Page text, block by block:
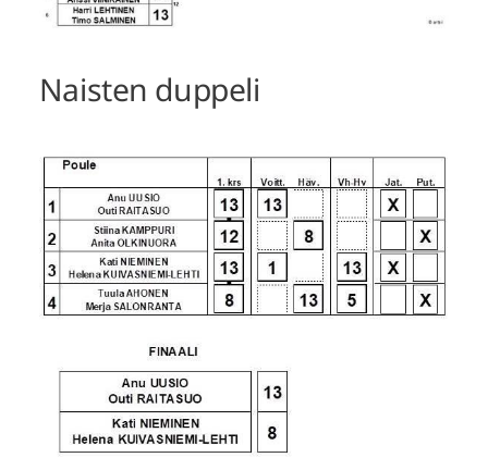
Naisten duppeli